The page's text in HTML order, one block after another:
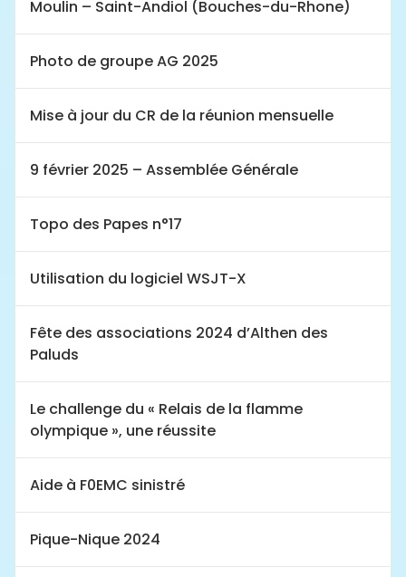
Moulin – Saint-Andiol (Bouches-du-Rhone)
Photo de groupe AG 2025
Mise à jour du CR de la réunion mensuelle
9 février 2025 – Assemblée Générale
Topo des Papes n°17
Utilisation du logiciel WSJT-X
Fête des associations 2024 d’Althen des
Paluds
Le challenge du « Relais de la flamme
olympique », une réussite
Aide à F0EMC sinistré
Pique-Nique 2024